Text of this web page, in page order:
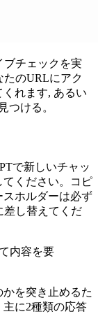
ブチェックを実
のURLにアク
れます, あるい
見つける。
で新しいチャッ
てください。コピ
ホルダーは必ず
差し替えてくだ
内容を要
を突き止めるた
に2種類の応答